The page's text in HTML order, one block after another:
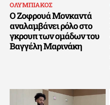
ΟΛΥΜΠΙΑΚΟΣ
Ο Ζοφρουά Μονκαντά
αναλαμβάνει ρόλο στο
γκρουπ των ομάδων του
Βαγγέλη Μαρινάκη